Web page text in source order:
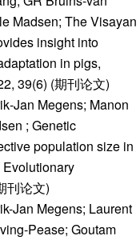
Madsen; The Visayan
insight into
in pigs,
39(6) (期刊论文)
Megens; Manon
; Genetic
population size in
刊论文)
Jan Megens; Laurent
Pease; Goutam